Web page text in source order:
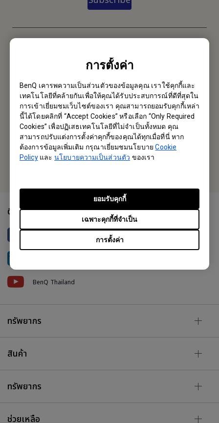
การตั้งค่า
BenQ เคารพความเป็นส่วนตัวของข้อมูลคุณ เราใช้คุกกี้และ
เทคโนโลยีที่คล้ายกันเพื่อให้คุณได้รับประสบการณ์ที่ดีที่สุดใน
การเข้าเยี่ยมชมเว็บไซต์ของเรา คุณสามารถยอมรับคุกกี้เหล่า
นี้ได้โดยคลิกที่ “Accept Cookies” หรือเลือก “Only Required
Cookies” เพื่อปฏิเสธเทคโนโลยีที่ไม่จำเป็นทั้งหมด คุณ
สามารถปรับแต่งการตั้งค่าคุกกี้ของคุณได้ทุกเมื่อที่นี่ หาก
ต้องการข้อมูลเพิ่มเติม กรุณาเยี่ยมชมนโยบายCookie
Policyและนโยบายความเป็นส่วนตัว ของเรา
การตั้งค่า
เฉพาะคุกกี้ที่จำเป็น
ยอมรับคุกกี้
บริษัท เบ็นคิว (ประเทศไทย) จำกัด
287 อาคารลิเบอร์ตี้สแควร์ ชั้น 12 ห้อง 1206 ถนนสีลม แขวงสีลม เขต
บางรัก กรุงเทพฯ 10500
Tel: +6686-988-9132
Fax: +662-700-5863
หรือค้นหาสำนักงานในพื้นที่ของคุณ
ติดตามเรา
BenQ Thailand
ทรัพยากร
สินค้า
ทรัพยากร
ช่วยเหลือ